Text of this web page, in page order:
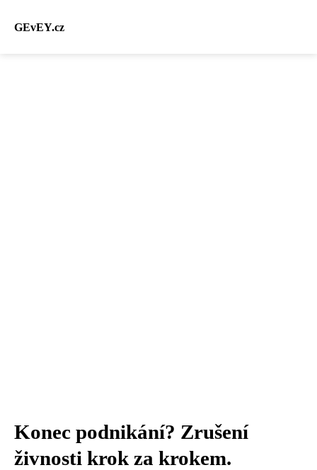
GEvEY.cz
Konec podnikání? Zrušení
živnosti krok za krokem.